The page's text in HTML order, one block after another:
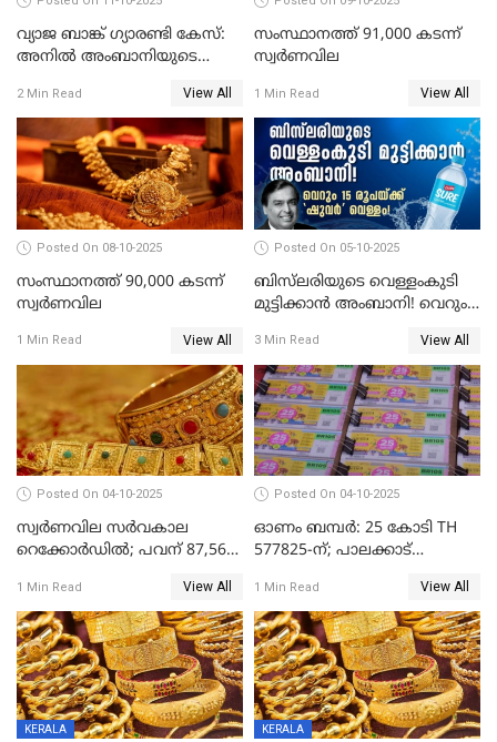
വ്യാജ ബാങ്ക് ഗ്യാരണ്ടി കേസ്:
അനിൽ അംബാനിയുടെ
അറസ്റ്റിൽ; ഇഡി അന്വേഷണം
വ്യാപിപ്പിക്കുന്നു
2 Min Read View All
സംസ്ഥാനത്ത് 91,000 കടന്ന്
സ്വര്‍ണവില
1 Min Read View All
Posted On 08-10-2025
സംസ്ഥാനത്ത് 90,000 കടന്ന്
സ്വര്‍ണവില
1 Min Read View All
Posted On 05-10-2025
ബിസ്‌ലരിയുടെ വെള്ളംകുടി
മുട്ടിക്കാൻ അംബാനി! വെറും
3 Min Read View All
Posted On 04-10-2025
സ്വര്‍ണവില സര്‍വകാല
റെക്കോര്‍ഡില്‍; പവന് 87,560
1 Min Read View All
Posted On 04-10-2025
ഓണം ബമ്പർ: 25 കോടി TH
577825-ന്; പാലക്കാട്
മുന്നിൽ
1 Min Read View All
KERALA KERALA